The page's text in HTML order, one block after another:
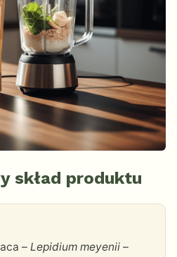
skład produktu
– Lepidium meyenii –